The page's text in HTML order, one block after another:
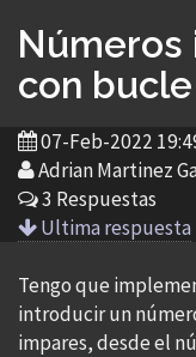
Números
con bucle
07-Feb-2022
Adrian Martinez
3 Respuestas
Ultima respuesta
Tengo que
introducir un
impares, desde el